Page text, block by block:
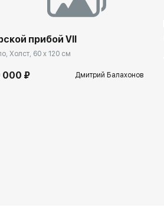
прибой VII
Холст, 60 x 120 см
000 ₽ Дмитрий Балахонов